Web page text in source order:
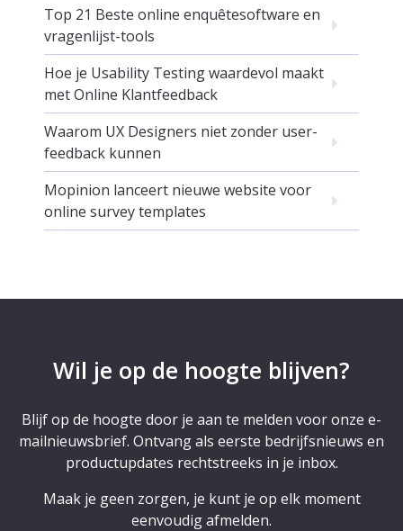
Top 21 Beste online enquêtesoftware en
vragenlijst-tools
Hoe je Usability Testing waardevol maakt
met Online Klantfeedback
Waarom UX Designers niet zonder user-
feedback kunnen
Mopinion lanceert nieuwe website voor
online survey templates
Wil je op de hoogte blijven?
Blijf op de hoogte door je aan te melden voor onze e-
mailnieuwsbrief. Ontvang als eerste bedrijfsnieuws en
productupdates rechtstreeks in je inbox.
Maak je geen zorgen, je kunt je op elk moment
eenvoudig afmelden.